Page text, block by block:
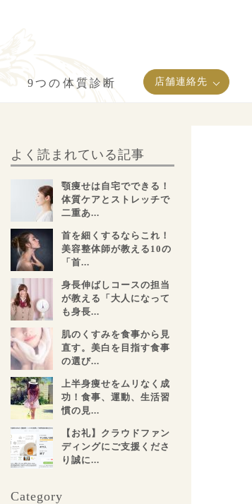
9つの体質診断 店舗連絡先
よく読まれている記事
顎痩せは自宅でできる！
体質ケアとストレッチで
二重あ...
首を細くするならこれ！
美容整体師が教える10の
「首...
身長伸ばしコースの担当
が教える「大人になって
も身長...
肌のくすみを食事から見
直す。美白を目指す食事
の選び...
上半身痩せをムリなく成
功！食事、運動、生活習
慣の見...
【お礼】クラウドファン
ディングにご支援くださ
り誠に...
Category